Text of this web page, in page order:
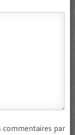
commentaires par